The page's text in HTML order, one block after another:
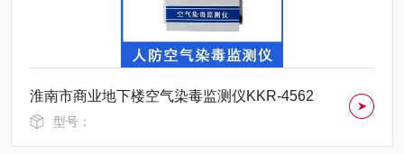
淮南市商业地下楼空气染毒监测仪KKR-4562
型号：